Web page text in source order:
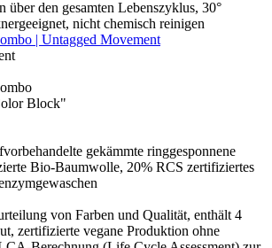
über den gesamten Lebenszyklus, 30°
nicht chemisch reinigen
| Untagged Movement
Block"
gekämmte ringgesponnene
Bio-Baumwolle, 20% RCS zertifiziertes
von Farben und Qualität, enthält 4
zertifizierte vegane Produktion ohne